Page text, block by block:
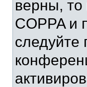
верны,
COPPA и
следуйте